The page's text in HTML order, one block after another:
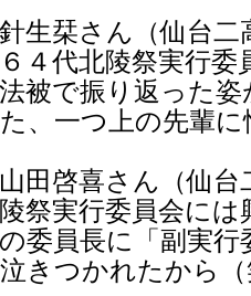
生栞さん（仙台二
４代北陵祭実行委
被で振り返った
、一つ上の先輩
田啓喜さん（仙台
祭実行委員会に
委員長に「副実
きつかれたから